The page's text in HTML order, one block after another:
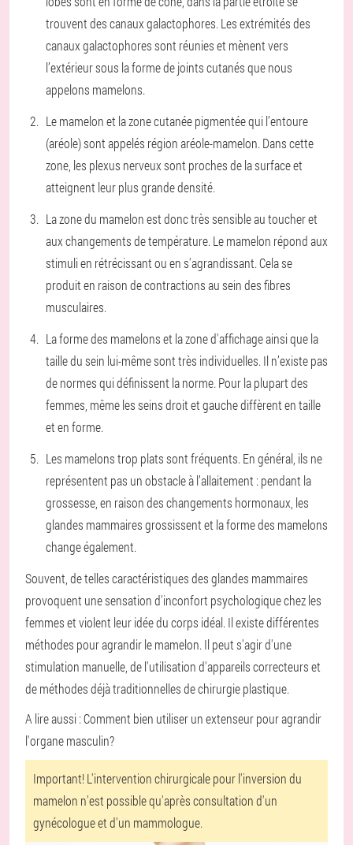
trouvent des canaux galactophores. Les extrémités des
canaux galactophores sont réunies et mènent vers
l’extérieur sous la forme de joints cutanés que nous
appelons mamelons.
Le mamelon et la zone cutanée pigmentée qui l’entoure
(aréole) sont appelés région aréole-mamelon. Dans cette
zone, les plexus nerveux sont proches de la surface et
atteignent leur plus grande densité.
La zone du mamelon est donc très sensible au toucher et
aux changements de température. Le mamelon répond aux
stimuli en rétrécissant ou en s'agrandissant. Cela se
produit en raison de contractions au sein des fibres
musculaires.
La forme des mamelons et la zone d'affichage ainsi que la
taille du sein lui-même sont très individuelles. Il n’existe pas
de normes qui définissent la norme. Pour la plupart des
femmes, même les seins droit et gauche diffèrent en taille
et en forme.
Les mamelons trop plats sont fréquents. En général, ils ne
représentent pas un obstacle à l’allaitement : pendant la
grossesse, en raison des changements hormonaux, les
glandes mammaires grossissent et la forme des mamelons
change également.
Souvent, de telles caractéristiques des glandes mammaires
provoquent une sensation d'inconfort psychologique chez les
femmes et violent leur idée du corps idéal. Il existe différentes
méthodes pour agrandir le mamelon. Il peut s'agir d'une
stimulation manuelle, de l'utilisation d'appareils correcteurs et
de méthodes déjà traditionnelles de chirurgie plastique.
A lire aussi : Comment bien utiliser un extenseur pour agrandir
l'organe masculin?
Important! L'intervention chirurgicale pour l'inversion du
mamelon n'est possible qu'après consultation d'un
gynécologue et d'un mammologue.